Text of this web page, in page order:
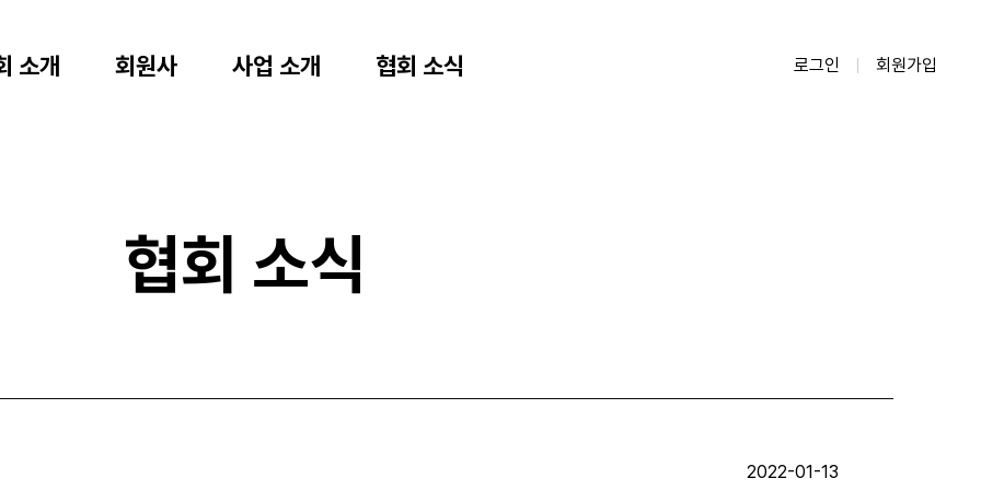
소개 회원사 사업 소개 협회 소식 로그인 회원가입
협회 소식
2022-01-13